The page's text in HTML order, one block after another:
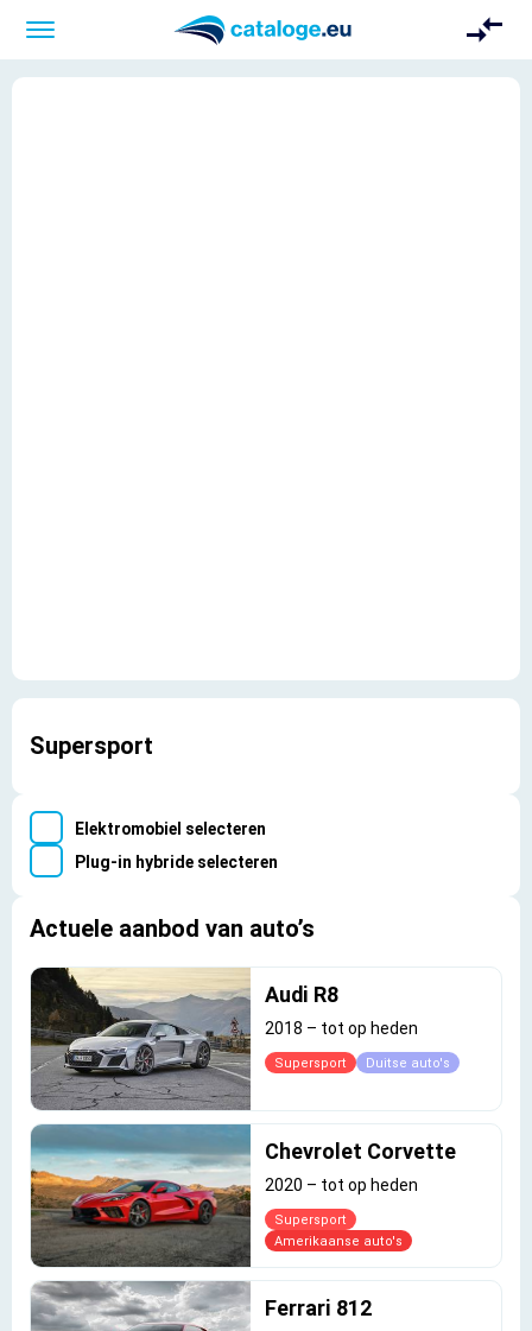
Supersport
Elektromobiel selecteren
Plug-in hybride selecteren
Actuele aanbod van auto’s
Audi R8
2018 – tot op heden
Supersport Duitse auto's
Chevrolet Corvette
2020 – tot op heden
Supersport
Amerikaanse auto's
Ferrari 812